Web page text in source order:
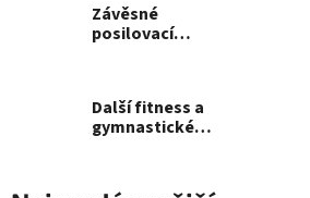
Závěsné
posilovací
Další fitness a
gymnastické